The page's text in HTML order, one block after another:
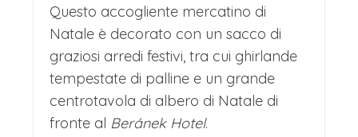
Questo accogliente mercatino di
Natale è decorato con un sacco di
graziosi arredi festivi, tra cui ghirlande
tempestate di palline e un grande
centrotavola di albero di Natale di
fronte al Beránek Hotel.